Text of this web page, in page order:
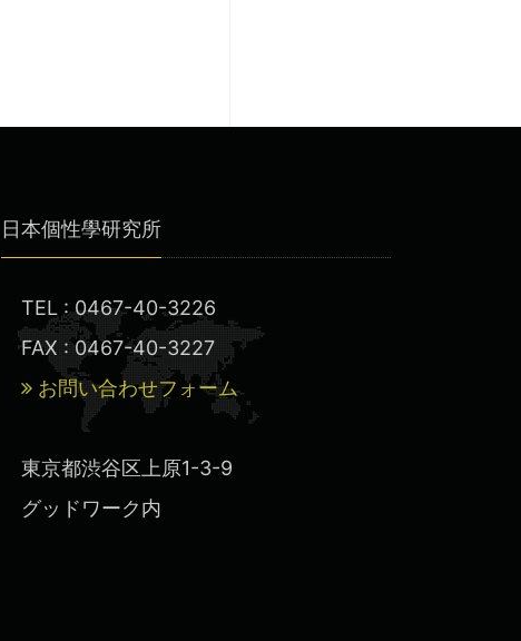
日本個性學研究所
TEL : 0467-40-3226
FAX : 0467-40-3227
お問い合わせフォーム
東京都渋谷区上原1-3-9
グッドワーク内